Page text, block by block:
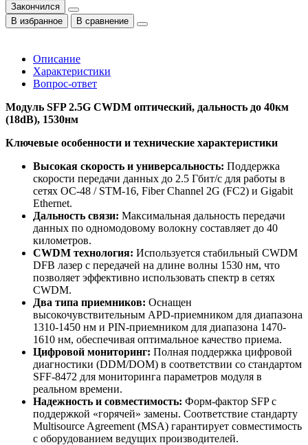
Закончился
В избранное
В сравнение
Описание
Характеристики
Вопрос-ответ
Модуль SFP 2.5G CWDM оптический, дальность до 40км
(18dB), 1530нм
Ключевые особенности и технические характеристики
Высокая скорость и универсальность: Поддержка
скорости передачи данных до 2.5 Гбит/с для работы в
сетях OC-48 / STM-16, Fiber Channel 2G (FC2) и Gigabit
Ethernet.
Дальность связи: Максимальная дальность передачи
данных по одномодовому волокну составляет до 40
километров.
CWDM технология: Используется стабильный CWDM
DFB лазер с передачей на длине волны 1530 нм, что
позволяет эффективно использовать спектр в сетях
CWDM.
Два типа приемников: Оснащен
высокочувствительным APD-приемником для диапазона
1310-1450 нм и PIN-приемником для диапазона 1470-
1610 нм, обеспечивая оптимальное качество приема.
Цифровой мониторинг: Полная поддержка цифровой
диагностики (DDM/DOM) в соответствии со стандартом
SFF-8472 для мониторинга параметров модуля в
реальном времени.
Надежность и совместимость: Форм-фактор SFP с
поддержкой «горячей» замены. Соответствие стандарту
Multisource Agreement (MSA) гарантирует совместимость
с оборудованием ведущих производителей.